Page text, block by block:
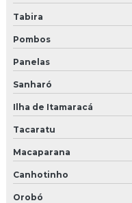
Tabira
Pombos
Panelas
Sanharó
Ilha de Itamaracá
Tacaratu
Macaparana
Canhotinho
Orobó